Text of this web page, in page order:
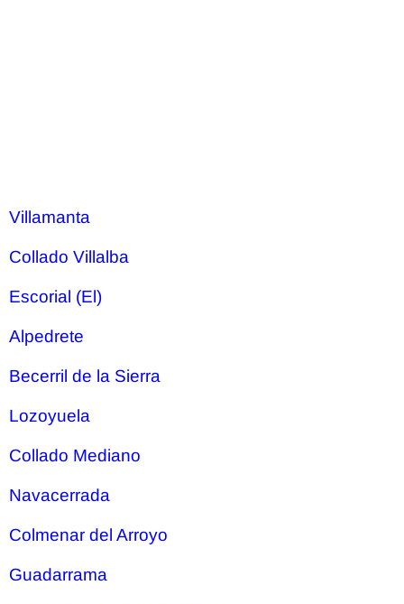
Villamanta
Collado Villalba
Escorial (El)
Alpedrete
Becerril de la Sierra
Lozoyuela
Collado Mediano
Navacerrada
Colmenar del Arroyo
Guadarrama